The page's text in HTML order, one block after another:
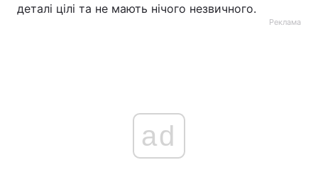
деталі цілі та не мають нічого незвичного.
Реклама
ad